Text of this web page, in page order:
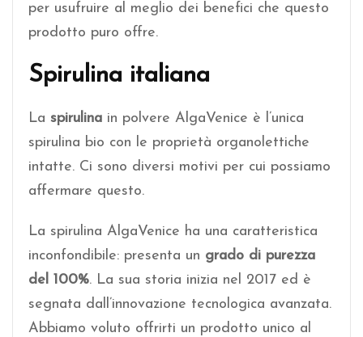
per usufruire al meglio dei benefici che questo
prodotto puro offre.
Spirulina italiana
La spirulina in polvere AlgaVenice è l’unica
spirulina bio con le proprietà organolettiche
intatte. Ci sono diversi motivi per cui possiamo
affermare questo.
La spirulina AlgaVenice ha una caratteristica
inconfondibile: presenta un grado di purezza
del 100%. La sua storia inizia nel 2017 ed è
segnata dall’innovazione tecnologica avanzata.
Abbiamo voluto offrirti un prodotto unico al